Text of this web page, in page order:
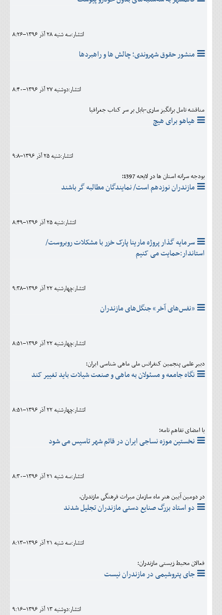
انتشار:سه شنبه 28 آذر 1396-8:26
منشور حقوق شهروندی؛ چالش ها و راهبردها
انتشار:دوشنبه 27 آذر 1396-8:40
مناقشه تامل برانگیز ساری-بابل بر سر کتاب جغرافیا
هیاهو برای هیچ
انتشار:شنبه 25 آذر 1396-9:8
بودجه سرانه استان ها در لایحه 1397؛
مازندران نوزدهم است/ نمایندگان مطالبه گر باشند
انتشار:شنبه 25 آذر 1396-8:49
سرمایه گذار پروژه مارینا پارک خزر با مشکلات روبروست/
استاندار:حمایت می کنیم
انتشار:چهارشنبه 22 آذر 1396-9:38
«نفس‌های آخر» جنگل‌های مازندران
انتشار:چهارشنبه 22 آذر 1396-8:51
دبیر علمی پنجمین کنفرانس ملی ماهی شناسی ایران:
نگاه جامعه و مسئولان به ماهی و صنعت شیلات باید تغییر کند
انتشار:چهارشنبه 22 آذر 1396-8:51
با امضای تفاهم نامه؛
نخستین موزه نساجی ایران در قائم شهر تاسیس می شود
انتشار:سه شنبه 21 آذر 1396-8:30
در دومین آیین هنر ماه سازمان میراث فرهنگی مازندران،
دو استاد بزرگ صنایع دستی مازندران تجلیل شدند
انتشار:سه شنبه 21 آذر 1396-8:13
فعالان محیط زیستی مازندران:
جای پتروشیمی در مازندران نیست
انتشار:دوشنبه 13 آذر 1396-9:16